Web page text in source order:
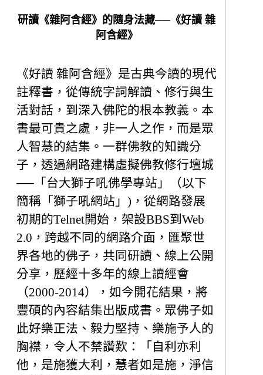
研讀《雜阿含經》的隨身法藏──《好讀 雜
阿含經》
《好讀 雜阿含經》是古典今讀的現代
註釋書，從傳統字詞解讀、修行與生
活對話，到深入佛陀的根本教義。本
書最可貴之處，非一人之作，而是眾
人智慧的結集。一群佛教的知識分
子，透過網路建構虛擬佛教修行壇城
──「台大獅子吼佛學專站」（以下
簡稱「獅子吼網站」)，從網路發展
初期的Telnet開始，架設BBS到Web
2.0，跨越不同的網路介面，匯聚世
界各地的佛子，共同研讀、線上公開
分享，歷經十多年的線上讀經會
（2000-2014），如今開花結果，將
豐碩的內容結集出版成書。眾佛子如
此好樂正法、毅力堅持、樂施予人的
胸襟，令人不禁讚歎：「自利亦利
他，是施獲大利，慧者如是施，淨信